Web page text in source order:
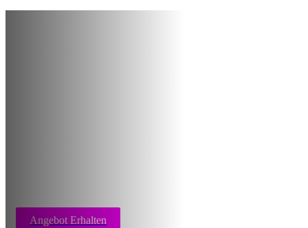
Angebot Erhalten